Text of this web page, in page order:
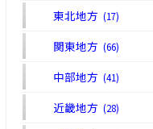
東北地方(17)
関東地方(66)
中部地方(41)
近畿地方(28)